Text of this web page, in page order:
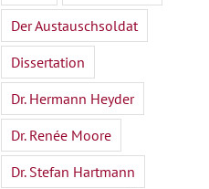
Der Austauschsoldat
Dissertation
Dr. Hermann Heyder
Dr. Renée Moore
Dr. Stefan Hartmann